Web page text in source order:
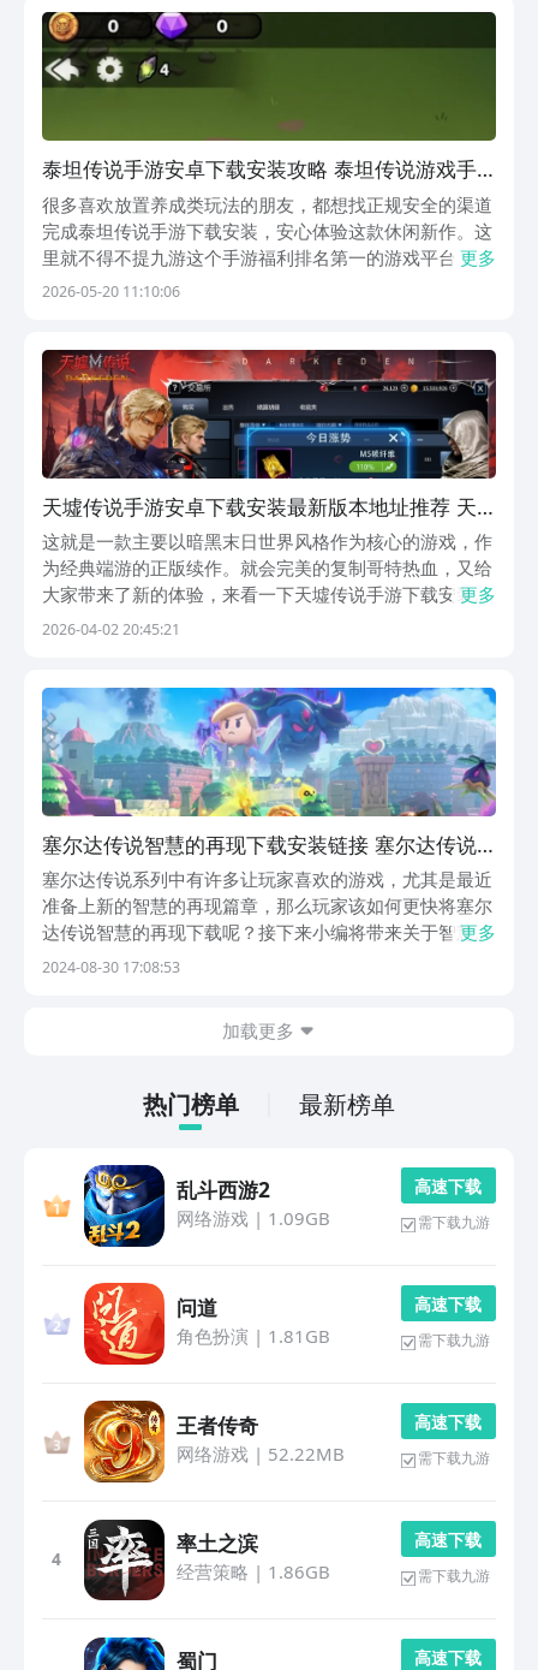
泰坦传说手游安卓下载安装攻略 泰坦传说游戏手
机版下载安装链接推荐
很多喜欢放置养成类玩法的朋友，都想找正规安全的渠道
完成泰坦传说手游下载安装，安心体验这款休闲新作。这
里就不得不提九游这个手游福利排名第一的游戏平台，它
属于阿里巴巴灵犀互娱旗下平台，正规大平台不用担心安
说...
更多
2026-05-20 11:10:06
天墟传说手游安卓下载安装最新版本地址推荐 天
墟传说游戏手机版下载地址分享
这就是一款主要以暗黑末日世界风格作为核心的游戏，作
为经典端游的正版续作。就会完美的复制哥特热血，又给
大家带来了新的体验，来看一下天墟传说手游下载安装最
新版。地址，如果玩家想要下载这款游戏，那通过以下的
新...
更多
2026-04-02 20:45:21
塞尔达传说智慧的再现下载安装链接 塞尔达传说
智慧的再现安卓正版下载链接
塞尔达传说系列中有许多让玩家喜欢的游戏，尤其是最近
准备上新的智慧的再现篇章，那么玩家该如何更快将塞尔
达传说智慧的再现下载呢？接下来小编将带来关于智慧的
再现篇章的主人公的介绍，玩家在了解到大致背景后说不
更多
2024-08-30 17:08:53
加载更多
热门榜单 最新榜单
乱斗西游2
网络游戏| 1.09GB
高 速 下 载
需下载九游
问道
角色扮演 | 1.81GB
高 速 下 载
需下载九游
王者传奇
网络游戏| 52.22MB
高 速 下 载
需下载九游
4
率土之滨
经营策略 | 1.86GB
高 速 下 载
需下载九游
蜀门 高 速 下 载